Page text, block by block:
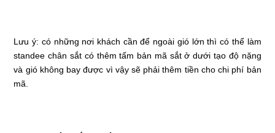
Lưu ý: có những nơi khách cần để ngoài gió lớn thì có thể làm
standee chân sắt có thêm tấm bản mã sắt ở dưới tạo độ nặng
và gió không bay được vì vậy sẽ phải thêm tiền cho chi phí bản
mã.